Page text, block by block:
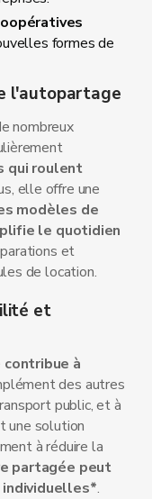
formes de
l'autopartage
nombreux
qui roulent
elle offre une
modèles de
le quotidien
et
de location.
et
contribue à
des autres
public, et à
une solution
à réduire la
partagée peut
.